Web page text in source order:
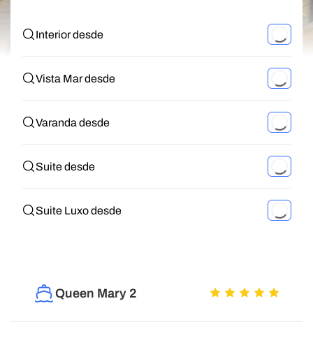
Interior desde
Vista Mar desde
Varanda desde
Suite desde
Suite Luxo desde
Queen Mary 2